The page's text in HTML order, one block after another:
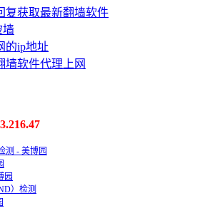
复获取最新翻墙软件
墙
的ip地址
墙软件代理上网
测 - 美博园
园
）检测